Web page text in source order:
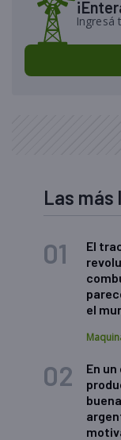
Ingresá
Las más
El
el
En